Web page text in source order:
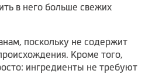
в него больше свежих
поскольку не содержит
Кроме того,
ингредиенты не требуют